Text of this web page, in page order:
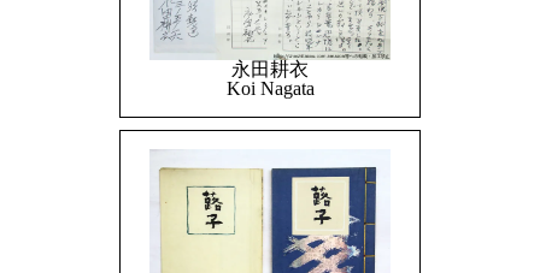
永田耕衣
Koi Nagata